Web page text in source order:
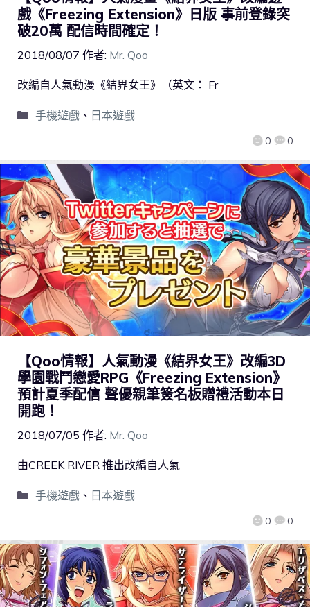
戲《Freezing Extension》日版 事前登錄突
破20萬 配信時間確定！
2018/08/07 作者: Mr. Qoo
0 0
改編自人氣動漫《結界女王》（英文： Fr
手機遊戲、 日本遊戲
【Qoo情報】人氣動漫《結界女王》改編3D
學園戰鬥戀愛RPG《Freezing Extension》
預計夏季配信 聲優親筆簽名板贈禮活動本日
開跑！
2018/07/05 作者: Mr. Qoo
0 0
由CREEK RIVER 推出改編自人氣
手機遊戲、 日本遊戲